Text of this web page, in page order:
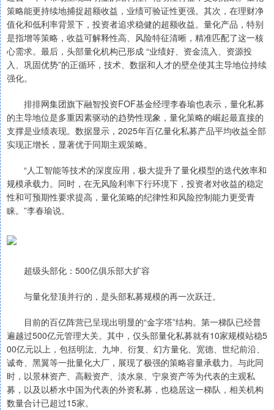
策略能更持续地捕捉超额收益，业绩可验证性更强。其次，在理财净
值化和低利率背景下，投资者追求稳健的超额收益。量化产品，特别
是指增等策略，收益可解释性高、风险特征清晰，精准匹配了这一核
心需求。最后，头部量化机构已形成 “业绩好、资金流入、资源投
入、巩固优势”的正循环，技术、数据和人才的壁垒使其主导地位持续
强化。
排排网集团旗下融智投资FOF基金经理李春瑜也表示，量化私募
的主导地位是多重因素驱动的趋势性现象，量化策略的崛起最直接的
支撑是业绩表现。数据显示，2025年百亿量化私募产品平均收益全部
实现正增长，显著优于同期主观策略。
“人工智能等技术的深度应用，极大提升了量化模型的迭代效率和
规模承载力。同时，在无风险利率下行环境下，投资者对收益的稳定
性和可预期性要求提高，量化策略的纪律性和风险控制能力更受青
睐。”李春瑜说。
超级头部化：500亿俱乐部大扩容
与量化登顶并行的，是头部私募规模的再一次跃迁。
目前的百亿阵营已呈现出明显的“金字塔”结构。第一梯队已经普
遍越过500亿元管理大关。其中，仅头部量化私募就有10家规模站稳5
00亿元以上，包括明汯、九坤、衍复、幻方量化、宽德、世纪前沿、
诚奇、黑翼等一批量化大厂，展现了极强的策略容量承载力。与此同
时，以景林资产、高毅资产、淡水泉、宁泉资产等为代表的主观私
募，以及以桥水中国为代表的外资私募，也稳居这一梯队，相关机构
数量合计已超过15家。